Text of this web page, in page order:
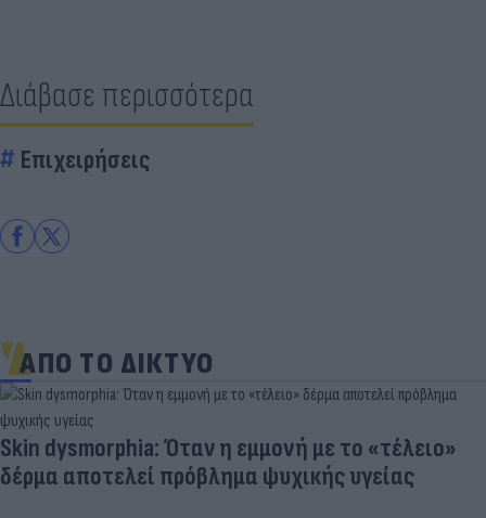
Διάβασε περισσότερα
Επιχειρήσεις
ΑΠΟ ΤΟ ΔΙΚΤΥΟ
Skin dysmorphia: Όταν η εμμονή με το «τέλειο»
δέρμα αποτελεί πρόβλημα ψυχικής υγείας